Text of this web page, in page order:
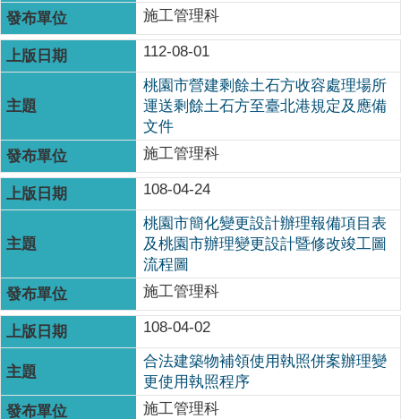
施工管理科
112-08-01
桃園市營建剩餘土石方收容處理場所
運送剩餘土石方至臺北港規定及應備
文件
施工管理科
108-04-24
桃園市簡化變更設計辦理報備項目表
及桃園市辦理變更設計暨修改竣工圖
流程圖
施工管理科
108-04-02
合法建築物補領使用執照併案辦理變
更使用執照程序
施工管理科